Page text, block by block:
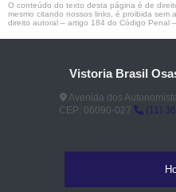
O conteúdo do texto desta página é de
mesmo citando nossos links, é proibida sem
direito autoral – artigo 184 do Código Penal –
Vistoria Brasil
Avenida dos
CEP: 06090-027
(11)